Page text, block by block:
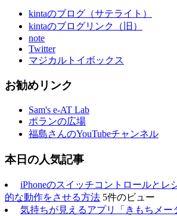
kintaのブログ（サテライト）
kintaのブログリンク（旧）
note
Twitter
マジカルトイボックス
お勧めリンク
Sam's e-AT Lab
ポランの広場
福島さんのYouTubeチャンネル
本日の人気記事
iPhoneのスイッチコントロールとレ
的な動作をさせる方法 5件のビュー
気持ちが見えるアプリ「きもちメー